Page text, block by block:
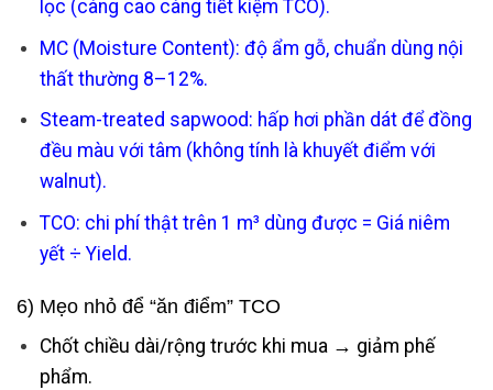
lọc (càng cao càng tiết kiệm TCO).
MC (Moisture Content): độ ẩm gỗ, chuẩn dùng nội
thất thường 8–12%.
Steam-treated sapwood: hấp hơi phần dát để đồng
đều màu với tâm (không tính là khuyết điểm với
walnut).
TCO: chi phí thật trên 1 m³ dùng được = Giá niêm
yết ÷ Yield.
6) Mẹo nhỏ để “ăn điểm” TCO
Chốt chiều dài/rộng trước khi mua → giảm phế
phẩm.